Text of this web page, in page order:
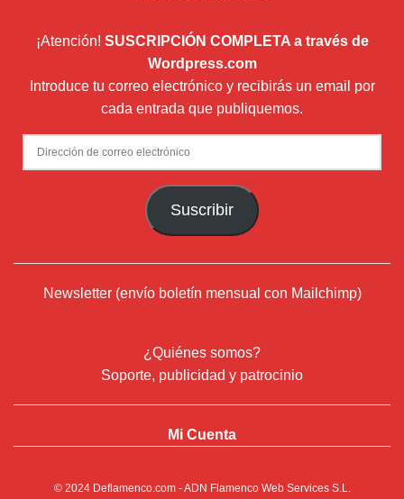
¡Atención! SUSCRIPCIÓN COMPLETA a través de
Wordpress.com
Introduce tu correo electrónico y recibirás un email por
cada entrada que publiquemos.
Dirección
de
Suscribir
Newsletter (envío boletín mensual con Mailchimp)
¿Quiénes somos?
Soporte, publicidad y patrocinio
Mi Cuenta
© 2024 Deflamenco.com- ADN Flamenco Web Services S.L.